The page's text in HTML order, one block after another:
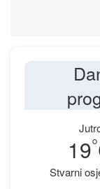
19°
Stvarni